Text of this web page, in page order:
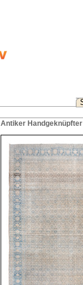
Antiker Handgeknüpfter